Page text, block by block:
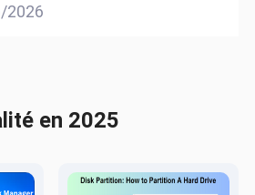
2026
en 2025